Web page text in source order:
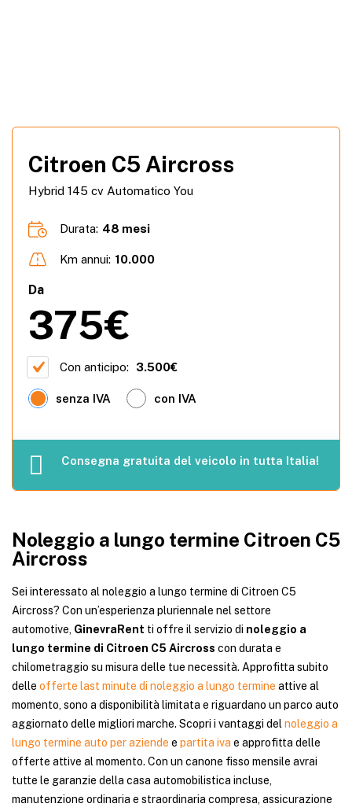
Citroen C5 Aircross
Hybrid 145 cv Automatico You
Durata: 48 mesi
Km annui: 10.000
Da
375€
Con anticipo: 3.500€
senza IVA con IVA
Consegna gratuita del veicolo in tutta Italia!
Noleggio a lungo termine Citroen C5
Aircross
Sei interessato al noleggio a lungo termine di Citroen C5
Aircross? Con un’esperienza pluriennale nel settore
automotive, GinevraRent ti offre il servizio di noleggio a
lungo termine di Citroen C5 Aircross con durata e
chilometraggio su misura delle tue necessità. Approfitta subito
delle offerte last minute di noleggio a lungo termine attive al
momento, sono a disponibilità limitata e riguardano un parco auto
aggiornato delle migliori marche. Scopri i vantaggi del noleggio a
lungo termine auto per aziende e partita iva e approfitta delle
offerte attive al momento. Con un canone fisso mensile avrai
tutte le garanzie della casa automobilistica incluse,
manutenzione ordinaria e straordinaria compresa, assicurazione